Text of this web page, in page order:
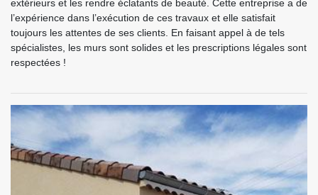
extérieurs et les rendre éclatants de beauté. Cette entreprise a de
l’expérience dans l’exécution de ces travaux et elle satisfait
toujours les attentes de ses clients. En faisant appel à de tels
spécialistes, les murs sont solides et les prescriptions légales sont
respectées !